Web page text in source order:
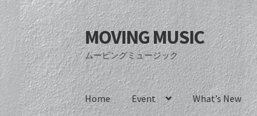
ナ
ビ
ゲ
ー
シ
ョ
コ
ン
テ
ン
ツ
へ
MOVING MUSIC
ムービングミュージック
Home Event What’s New